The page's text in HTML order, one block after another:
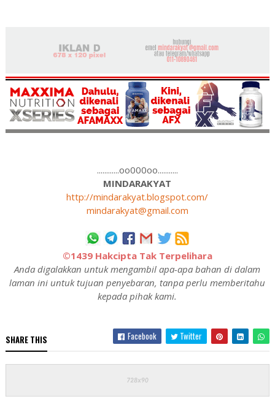
............oo000oo...........
MINDARAKYAT
http://mindarakyat.blogspot.com/
mindarakyat@gmail.com
©1439 Hakcipta Tak Terpelihara
Anda digalakkan untuk mengambil apa-apa bahan di dalam
laman ini untuk tujuan penyebaran, tanpa perlu memberitahu
kepada pihak kami.
SHARE THIS Facebook Twitter